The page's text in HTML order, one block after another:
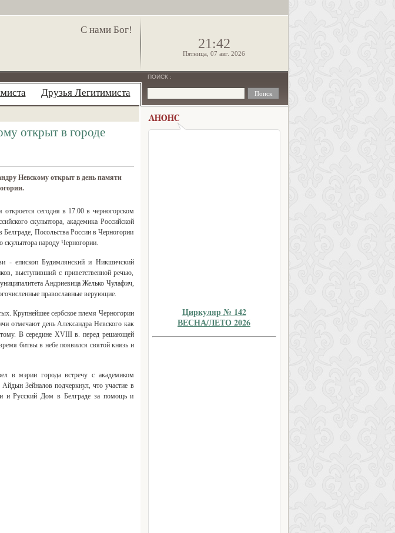
С нами Бог!
21:42
Пятница, 07 авг. 2026
Друзья Легитимиста
открыт в городе
Невскому открыт в день памяти
откроется сегодня в 17.00 в черногорском
скульптора, академика Российской
Посольства России в Черногории
народу Черногории.
- епископ Будимлянский и Никшичский
выступивший с приветственной речью,
Андриевица Желько Чулафич,
православные верующие.
Крупнейшее сербское племя Черногории
отмечают день Александра Невского как
В середине XVIII в. перед решающей
битвы в небе появился святой князь и
в мэрии города встречу с академиком
Зейналов подчеркнул, что участие в
и Русский Дом в Белграде за помощь и
ПОИСК :
Циркуляр № 142
ВЕСНА/ЛЕТО 2026